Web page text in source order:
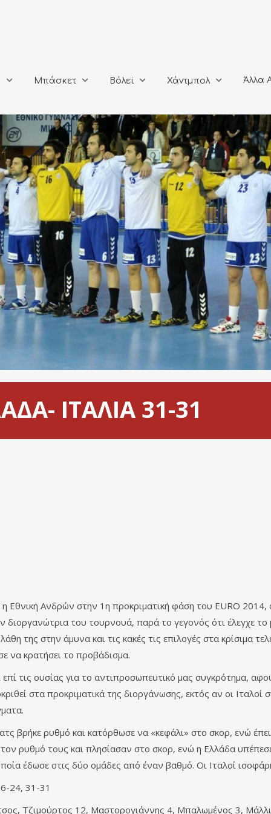
Μπάσκετ Βόλεϊ Χάντμπολ Άλλα
ΙΤΑΛΙΑ 31-31
Εθνική Ανδρών στην 1η προκριματική φάση του EURO
του τουρνουά, παρά το γεγονός ότι έλεγχε το
της στην άμυνα και τις κακές τις επιλογές στα κρίσιμα
να κρατήσει το προβάδισμα.
τις ουσίας για το αντιπροσωπευτικό μας συγκρότημα,
στα προκριματικά της διοργάνωσης, εκτός αν οι Ιταλοί
βρήκε ρυθμό και κατόρθωσε να «κεφάλι» στο σκορ, ενώ
ρυθμό τους και πλησίασαν στο σκορ, ενώ η Ελλάδα
έδωσε στις δύο ομάδες από έναν βαθμό. Οι Ιταλοί
24, 31-31
Τζιμούρτος 12, Μαστορογιάννης 4, Μπαλωμένος 3,